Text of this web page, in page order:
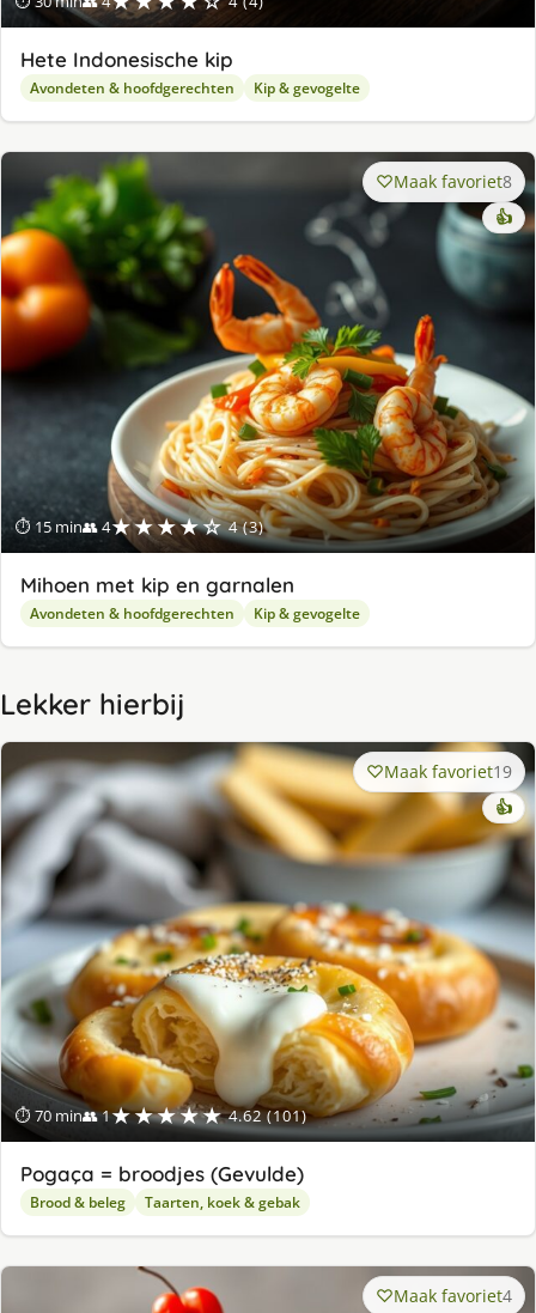
Hete Indonesische kip
Avondeten & hoofdgerechten Kip & gevogelte
⏱ 15 min👥 4★★★★☆ 4 (3)
Maak favoriet8
👍
Mihoen met kip en garnalen
Avondeten & hoofdgerechten Kip & gevogelte
Lekker hierbij
⏱ 70 min👥 1★★★★★ 4.62 (101)
Maak favoriet19
👍
Pogaça = broodjes (Gevulde)
Brood & beleg Taarten, koek & gebak
Maak favoriet4